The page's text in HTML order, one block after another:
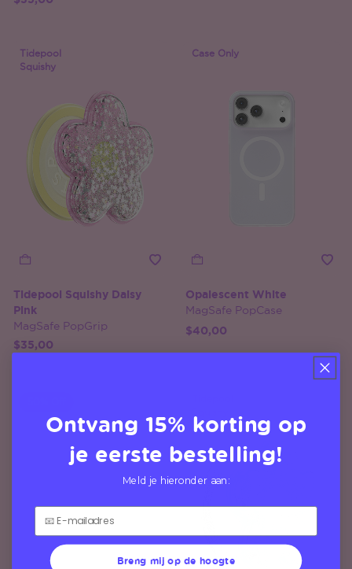
Tidepool
Squishy
Tidepool Squishy Daisy
Pink
MagSafe PopGrip
$35,00
Case Only
Opalescent White
MagSafe PopCase
$40,00
Ontvang 15% korting op
je eerste bestelling!
Meld je hieronder aan:
Breng mij op de hoogte